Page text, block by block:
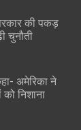
की पकड़
चुनौती
अमेरिका ने
निशाना